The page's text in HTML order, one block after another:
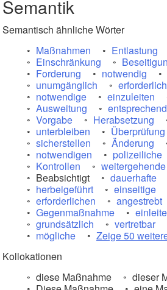
Semantik
Semantisch ähnliche Wörter
Maßnahmen
Entlastung
Einschränkung
Forderung
notwendig
unumgänglich
erforderlich
notwendige
einzuleiten
Ausweitung
Vorgabe
Herabsetzung
unterbleiben
Überprüfung
sicherstellen
Änderung
notwendigen
polizeiliche
Kontrollen
weitergehende
Beabsichtigt
dauerhafte
herbeigeführt
einseitige
erforderlichen
angestrebt
Gegenmaßnahme
grundsätzlich
vertretbar
mögliche
Zeige 50
Kollokationen
diese Maßnahme
dieser